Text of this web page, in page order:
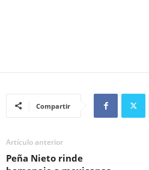
Compartir
Artículo anterior
Peña Nieto rinde